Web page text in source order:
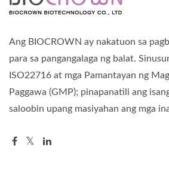
Ang BIOCROWN ay nakatuon sa
para sa pangangalaga ng balat.
ISO22716 at mga Pamantayan ng
Paggawa (GMP); pinapanatili ang
saloobin upang masiyahan ang mga